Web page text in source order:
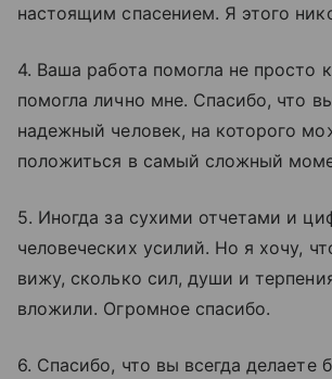
настоящим спасением. Я этого
4. Ваша работа помогла не просто
помогла лично мне. Спасибо, что
надежный человек, на которого
положиться в самый сложный
5. Иногда за сухими отчетами и
человеческих усилий. Но я хочу,
вижу, сколько сил, души и
вложили. Огромное спасибо.
6. Спасибо, что вы всегда делаете